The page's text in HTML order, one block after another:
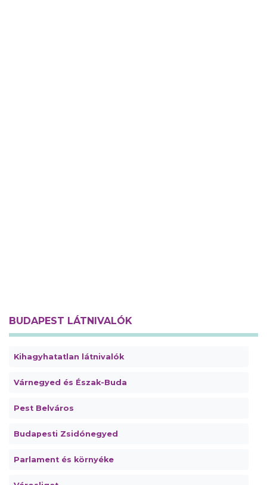
BUDAPEST LÁTNIVALÓK
Kihagyhatatlan látnivalók
Várnegyed és Észak-Buda
Pest Belváros
Budapesti Zsidónegyed
Parlament és környéke